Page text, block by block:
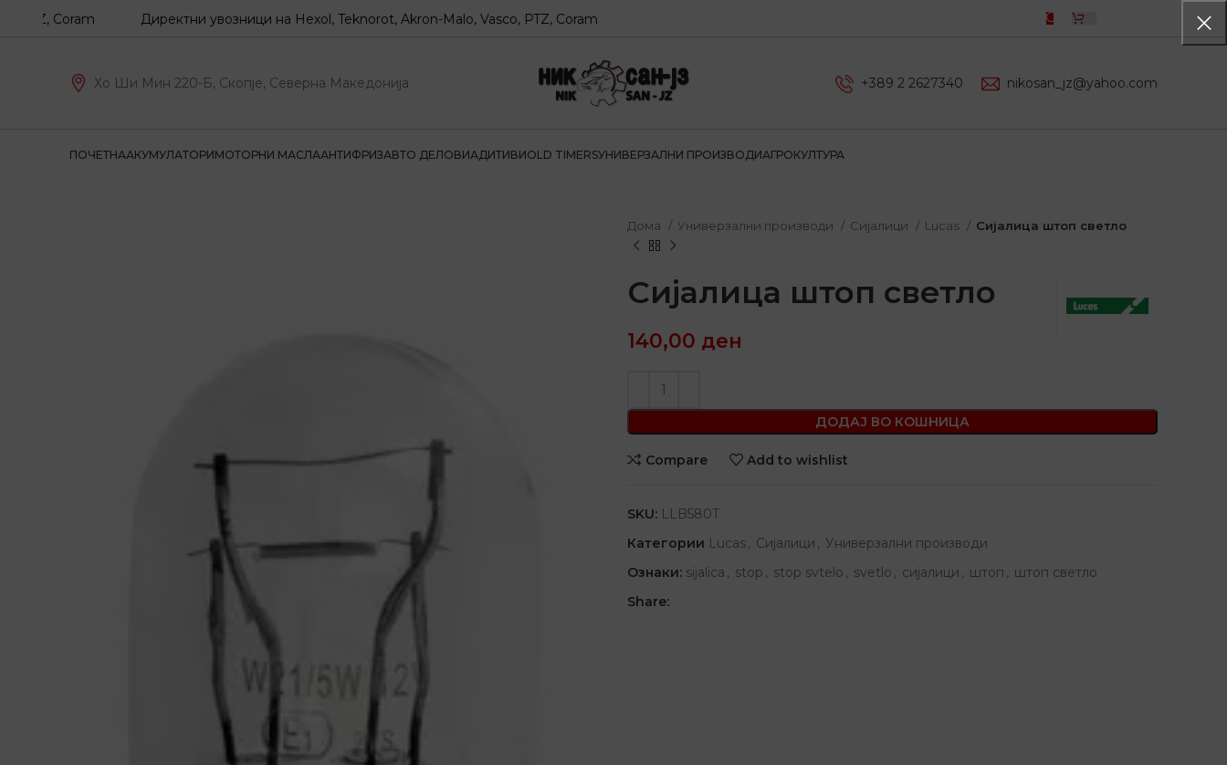
Директни увозници на Hexol, Teknorot, Akron-Malo, Vasco, PTZ, Coram
Хо Ши Мин 220-Б, Скопје, Северна Македонија +389 2 2627340 nikosan_jz@yahoo.com
ПОЧЕТНААКУМУЛАТОРИМОТОРНИ МАСЛААНТИФРИЗАВТО ДЕЛОВИАДИТИВИOLD TIMERSУНИВЕРЗАЛНИ ПРОИЗВОДИАГРОКУЛТУРА
Дома Универзални производи Сијалици Lucas Сијалица штоп светло
Сијалица штоп светло
140,00 ден
ДОДАЈ ВО КОШНИЦА
Compare Add to wishlist
SKU: LLB580T
Категории Lucas, Сијалици , Универзални производи
Ознаки: sijalica , stop , stop svtelo , svetlo , сијалици , штоп , штоп светло
Share: